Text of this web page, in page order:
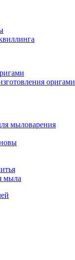
оригами
мыловарения
мыла